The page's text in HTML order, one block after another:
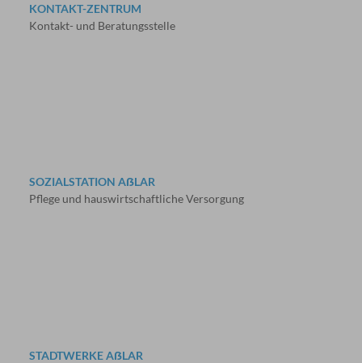
KONTAKT-ZENTRUM
Kontakt- und Beratungsstelle
SOZIALSTATION AẞLAR
Pflege und hauswirtschaftliche Versorgung
STADTWERKE AẞLAR